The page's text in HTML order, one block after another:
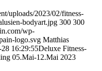
uploads/2023/02/fitness-
bodyart.jpg 300 300
wp-
logo.svg Matthias
16:29:55Deluxe Fitness-
05.Mai-12.Mai 2023